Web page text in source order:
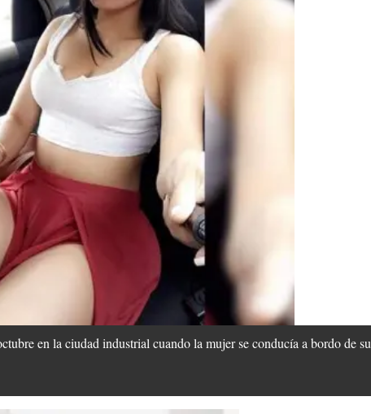
en la ciudad industrial cuando la mujer se conducía a bordo de su